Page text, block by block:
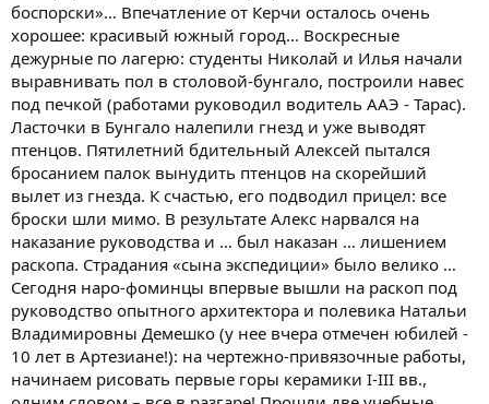
боспорски»… Впечатление от Керчи осталось очень
хорошее: красивый южный город… Воскресные
дежурные по лагерю: студенты Николай и Илья начали
выравнивать пол в столовой-бунгало, построили навес
под печкой (работами руководил водитель ААЭ - Тарас).
Ласточки в Бунгало налепили гнезд и уже выводят
птенцов. Пятилетний бдительный Алексей пытался
бросанием палок вынудить птенцов на скорейший
вылет из гнезда. К счастью, его подводил прицел: все
броски шли мимо. В результате Алекс нарвался на
наказание руководства и … был наказан … лишением
раскопа. Страдания «сына экспедиции» было велико …
Сегодня наро-фоминцы впервые вышли на раскоп под
руководство опытного архитектора и полевика Натальи
Владимировны Демешко (у нее вчера отмечен юбилей -
10 лет в Артезиане!): на чертежно-привязочные работы,
начинаем рисовать первые горы керамики I-III вв.,